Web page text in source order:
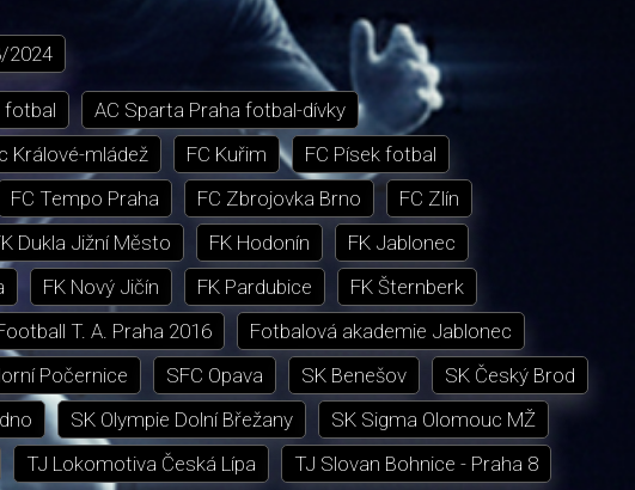
2024
fotbal
AC Sparta Praha fotbal-dívky
Králové-mládež FC Kuřim
FC Písek fotbal
FC Tempo Praha FC Zbrojovka Brno
FC Zlín
Dukla Jižní Město FK Hodonín
FK Jablonec
FK Nový Jičín FK Pardubice
FK Šternberk
T. A. Praha 2016
Fotbalová akademie Jablonec
Počernice SFC Opava SK Benešov
SK Český Brod
SK Olympie Dolní Břežany
SK Sigma Olomouc MŽ
TJ Lokomotiva Česká Lípa
TJ Slovan Bohnice - Praha 8